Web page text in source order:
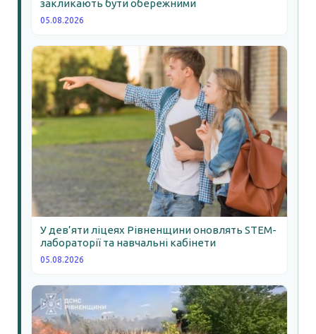
закликають бути обережними
05.08.2026
У дев’яти ліцеях Рівненщини оновлять STEM-
лабораторії та навчальні кабінети
05.08.2026